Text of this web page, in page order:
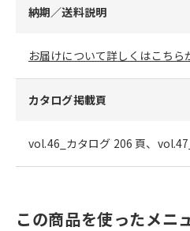
納期／送料説明
お届けについて詳しくはこちら
カタログ掲載頁
vol.46_カタログ 206 頁、
この商品を使ったメニ